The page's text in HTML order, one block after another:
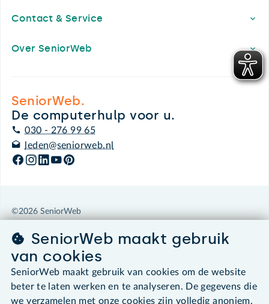
Contact & Service
Over SeniorWeb
SeniorWeb.
De computerhulp voor u.
030 - 276 99 65
leden@seniorweb.nl
©2026 SeniorWeb
Algemene voorwaarden
Cookies en cookie-instellingen
Disclaimer
About SeniorWeb
SeniorWeb maakt gebruik
van cookies
SeniorWeb maakt gebruik van cookies om de website
beter te laten werken en te analyseren. De gegevens die
we verzamelen met onze cookies zijn volledig anoniem.